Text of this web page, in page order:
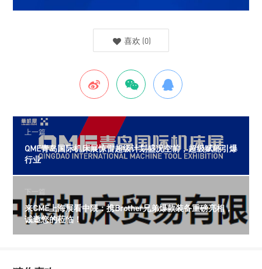
喜欢 (0)
上一篇
QME青岛国际机床展惊雷超级计划盛况空前，超级赋能引爆
行业
下一篇
来CME上海展看中隈：携Brother兄弟爆款装备重磅亮相，
诚邀您的莅临！